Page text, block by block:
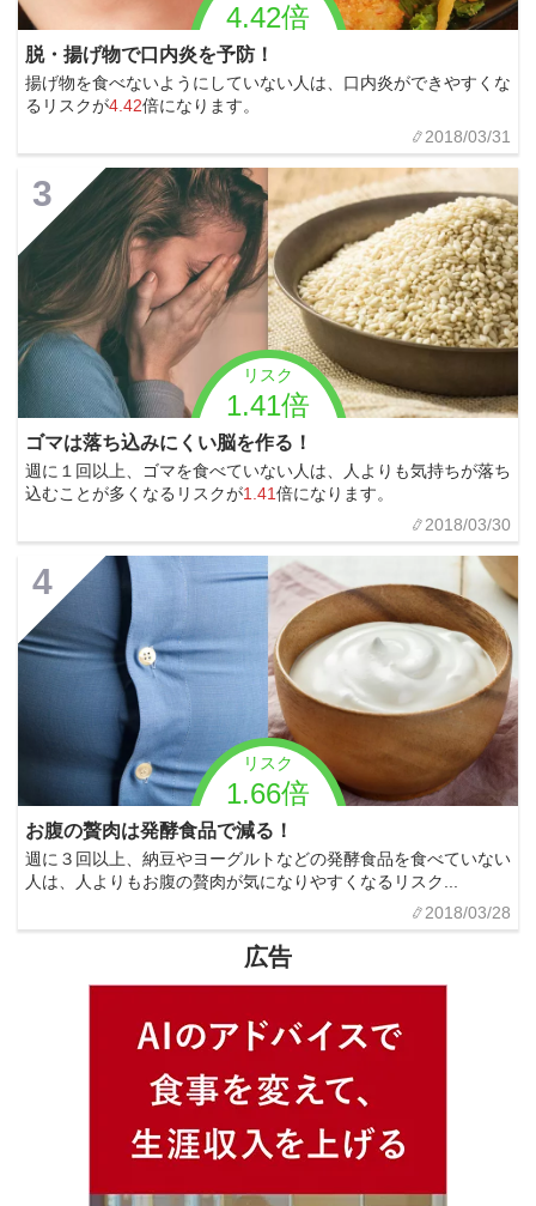
4.42倍
脱・揚げ物で口内炎を予防！
揚げ物を食べないようにしていない人は、口内炎ができやすくな
るリスクが4.42倍になります。
2018/03/31
リスク
1.41倍
3
ゴマは落ち込みにくい脳を作る！
週に１回以上、ゴマを食べていない人は、人よりも気持ちが落ち
込むことが多くなるリスクが1.41倍になります。
2018/03/30
リスク
1.66倍
4
お腹の贅肉は発酵食品で減る！
週に３回以上、納豆やヨーグルトなどの発酵食品を食べていない
人は、人よりもお腹の贅肉が気になりやすくなるリスク...
2018/03/28
広告